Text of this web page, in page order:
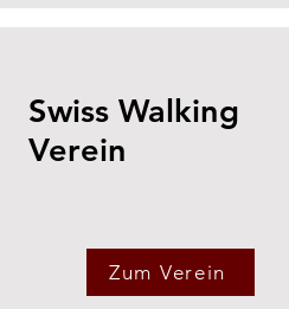
Swiss Walking
Verein
Zum Verein